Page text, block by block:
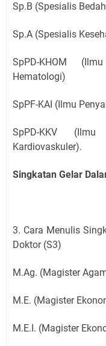
Sp.B (Spesialis
Sp.A (Spesialis
SpPD-KHOM
Hematologi)
SpPF-KAI (Ilmu
SpPD-KKV
Kardiovaskuler).
Singkatan Gelar
3. Cara Menulis
Doktor (S3)
M.Ag. (Magister
M.E. (Magister
M.E.I. (Magister